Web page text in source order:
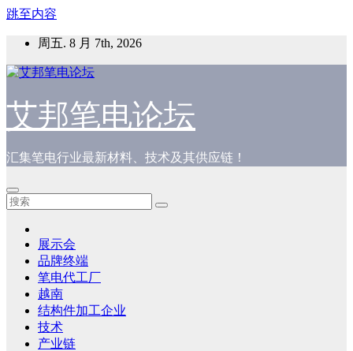
跳至内容
周五. 8 月 7th, 2026
艾邦笔电论坛
汇集笔电行业最新材料、技术及其供应链！
展示会
品牌终端
笔电代工厂
越南
结构件加工企业
技术
产业链